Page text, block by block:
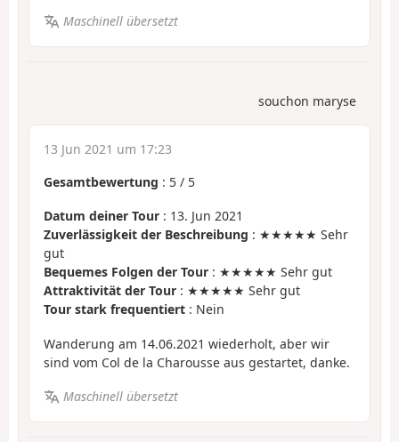
Maschinell übersetzt
souchon maryse
13 Jun 2021 um 17:23
Gesamtbewertung : 5 / 5
Datum deiner Tour : 13. Jun 2021
Zuverlässigkeit der Beschreibung : ★★★★★ Sehr
gut
Bequemes Folgen der Tour : ★★★★★ Sehr gut
Attraktivität der Tour : ★★★★★ Sehr gut
Tour stark frequentiert : Nein
Wanderung am 14.06.2021 wiederholt, aber wir
sind vom Col de la Charousse aus gestartet, danke.
Maschinell übersetzt